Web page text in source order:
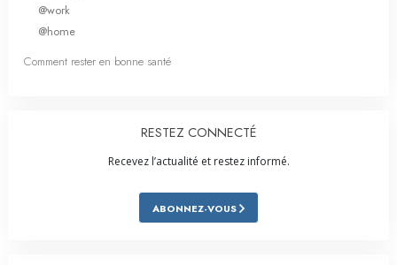
@work
@home
Comment rester en bonne santé
RESTEZ CONNECTÉ
Recevez l’actualité et restez informé.
ABONNEZ-VOUS